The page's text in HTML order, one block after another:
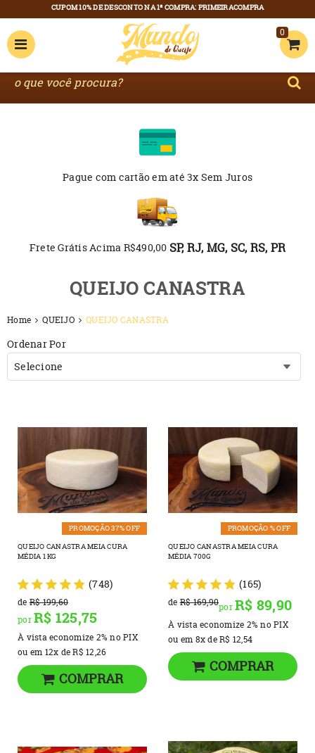
0
Pague com cartãoem até 3x Sem Juros
Frete Grátis Acima R$490,00 SP, RJ, MG, SC, RS, PR
QUEIJO CANASTRA
Home QUEIJO QUEIJO CANASTRA
Ordenar Por
Selecione
PROMOÇÃO 37% OFF
QUEIJO CANASTRA MEIA CURA
MÉDIA 1 KG
(748)
de R$ 199,60
porR$ 125,75
À vista economize 2% no PIX
ou em 12x deR$ 12,26
COMPRAR
PROMOÇÃO % OFF
QUEIJO CANASTRA MEIA CURA
MÉDIA 700G
(165)
de R$ 169,90porR$ 89,90
À vista economize 2% no PIX
ou em 8xdeR$ 12,54
COMPRAR